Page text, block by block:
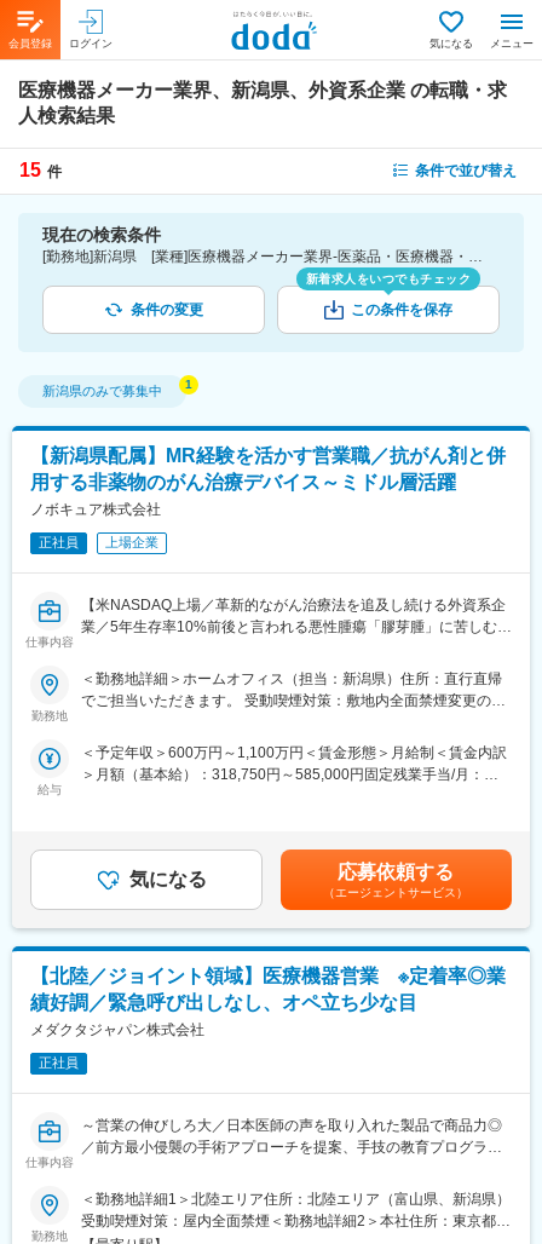
会員登録 ログイン 気になる メニュー
医療機器メーカー業界、新潟県、外資系企業 の転職・求
人検索結果
15 件 条件で並び替え
現在の検索条件
[勤務地]新潟県 [業種]医療機器メーカー業界-医薬品・医療機器・ライフサイエンス・医療系サービス [詳細条件](会社・職場の環境)外資系企業
条件の変更
新着求人をいつでもチェック
この条件を保存
新潟県のみで募集中
【新潟県配属】MR経験を活かす営業職／抗がん剤と併
用する非薬物のがん治療デバイス～ミドル層活躍
ノボキュア株式会社
正社員 上場企業
仕事内容
【米NASDAQ上場／革新的ながん治療法を追及し続ける外資系企
業／5年生存率10%前後と言われる悪性腫瘍「膠芽腫」に苦しむ患
＼MR経験が活かせます／
これまでMRの方に多く入社頂いており、がん領域の最先端治療機
器（非侵襲デバイス）を保有しており、抗がん剤で効果が得られ
■業務内容：
・大学病院などに所属する医師に対して、実際の症例をベースに
した適切な情報提供・適正使用の推進
・医療機関との賃貸借契約の契約締結と与信管理
・医療機器に対して使用成績調査等のPMS業務
・治療開始時における機器の手配、医療機関や社内各部署との調
整
＜営業スタイル＞
を行います。
※宿泊を伴う国内出張あり。日本全国の大学病院・基幹病院および
■担当製品：
担当製品である「オプチューン（Optune）」は、特定の悪性腫瘍
勤務地
＜勤務地詳細＞ホームオフィス（担当：新潟県）住所：直行直帰
でご担当いただきます。 受動喫煙対策：敷地内全面禁煙変更の範
給与
＜予定年収＞600万円～1,100万円＜賃金形態＞月給制＜賃金内訳
＞月額（基本給）：318,750円～585,000円固定残業手当/月：
賞与実績:前年度実績（年間給与の15％）賃金はあくまでも目安の
金額であり、選考を通じて上下する可能性があります。月給(月額)
は固定手当を含めた表記です。
気になる 応募依頼する
（エージェントサービス）
【北陸／ジョイント領域】医療機器営業 ※定着率◎業
績好調／緊急呼び出しなし、オペ立ち少な目
メダクタジャパン株式会社
正社員
仕事内容
～営業の伸びしろ大／日本医師の声を取り入れた製品で商品力◎
／前方最小侵襲の手術アプローチを提案、手技の教育プログラム
▽概要
・同社はスイスに本社を置き、世界45か国で事業展開するジョイ
勤務地
＜勤務地詳細1＞北陸エリア住所：北陸エリア（富山県、新潟県）
受動喫煙対策：屋内全面禁煙＜勤務地詳細2＞本社住所：東京都千